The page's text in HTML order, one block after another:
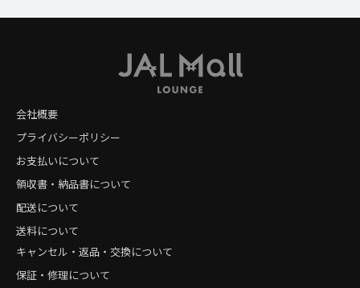
会社概要
プライバシーポリシー
お支払いについて
領収書・納品書について
配送について
送料について
キャンセル・返品・交換について
保証・修理について